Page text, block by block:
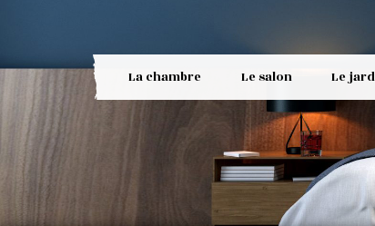
La chambre Le salon Le